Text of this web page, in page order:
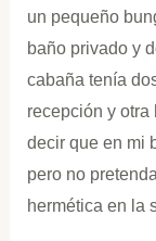
un pequeño
baño privado y
cabaña tenía
recepción y otra
decir que en mi
pero no
hermética en la